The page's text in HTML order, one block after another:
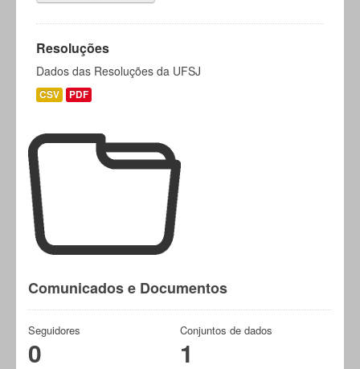
Resoluções
Dados das Resoluções da UFSJ
CSV PDF
Comunicados e Documentos
Seguidores
0
Conjuntos de dados
1